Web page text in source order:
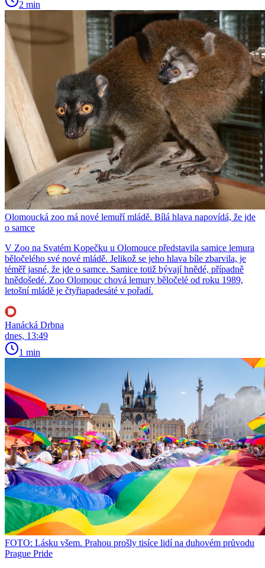
2 min
Olomoucká zoo má nové lemuří mládě. Bílá hlava napovídá, že jde
o samce
V Zoo na Svatém Kopečku u Olomouce představila samice lemura
běločelého své nové mládě. Jelikož se jeho hlava bíle zbarvila, je
téměř jasné, že jde o samce. Samice totiž bývají hnědé, případně
hnědošedé. Zoo Olomouc chová lemury běločelé od roku 1989,
letošní mládě je čtyřiapadesáté v pořadí.
Hanácká Drbna
dnes, 13:49
1 min
FOTO: Lásku všem. Prahou prošly tisíce lidí na duhovém průvodu
Prague Pride